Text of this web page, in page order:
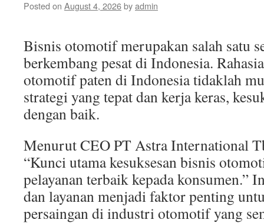
Posted on August 4, 2026byadmin
Bisnis otomotif merupakan salah satu
berkembang pesat di Indonesia.
otomotif paten di Indonesia tidaklah
strategi yang tepat dan kerja keras,
dengan baik.
Menurut CEO PT Astra International
“Kunci utama kesuksesan bisnis
pelayanan terbaik kepada konsumen.”
dan layanan menjadi faktor penting
persaingan di industri otomotif yang